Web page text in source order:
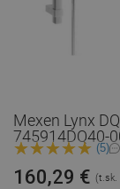
Mexen Lynx
745914DQ40-
(5)
160,29 € (t.sk.